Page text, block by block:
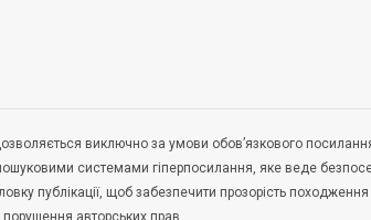
виключно за умови обов’язкового
системами гіперпосилання, яке веде
публікації, щоб забезпечити прозорість походження
авторських прав.